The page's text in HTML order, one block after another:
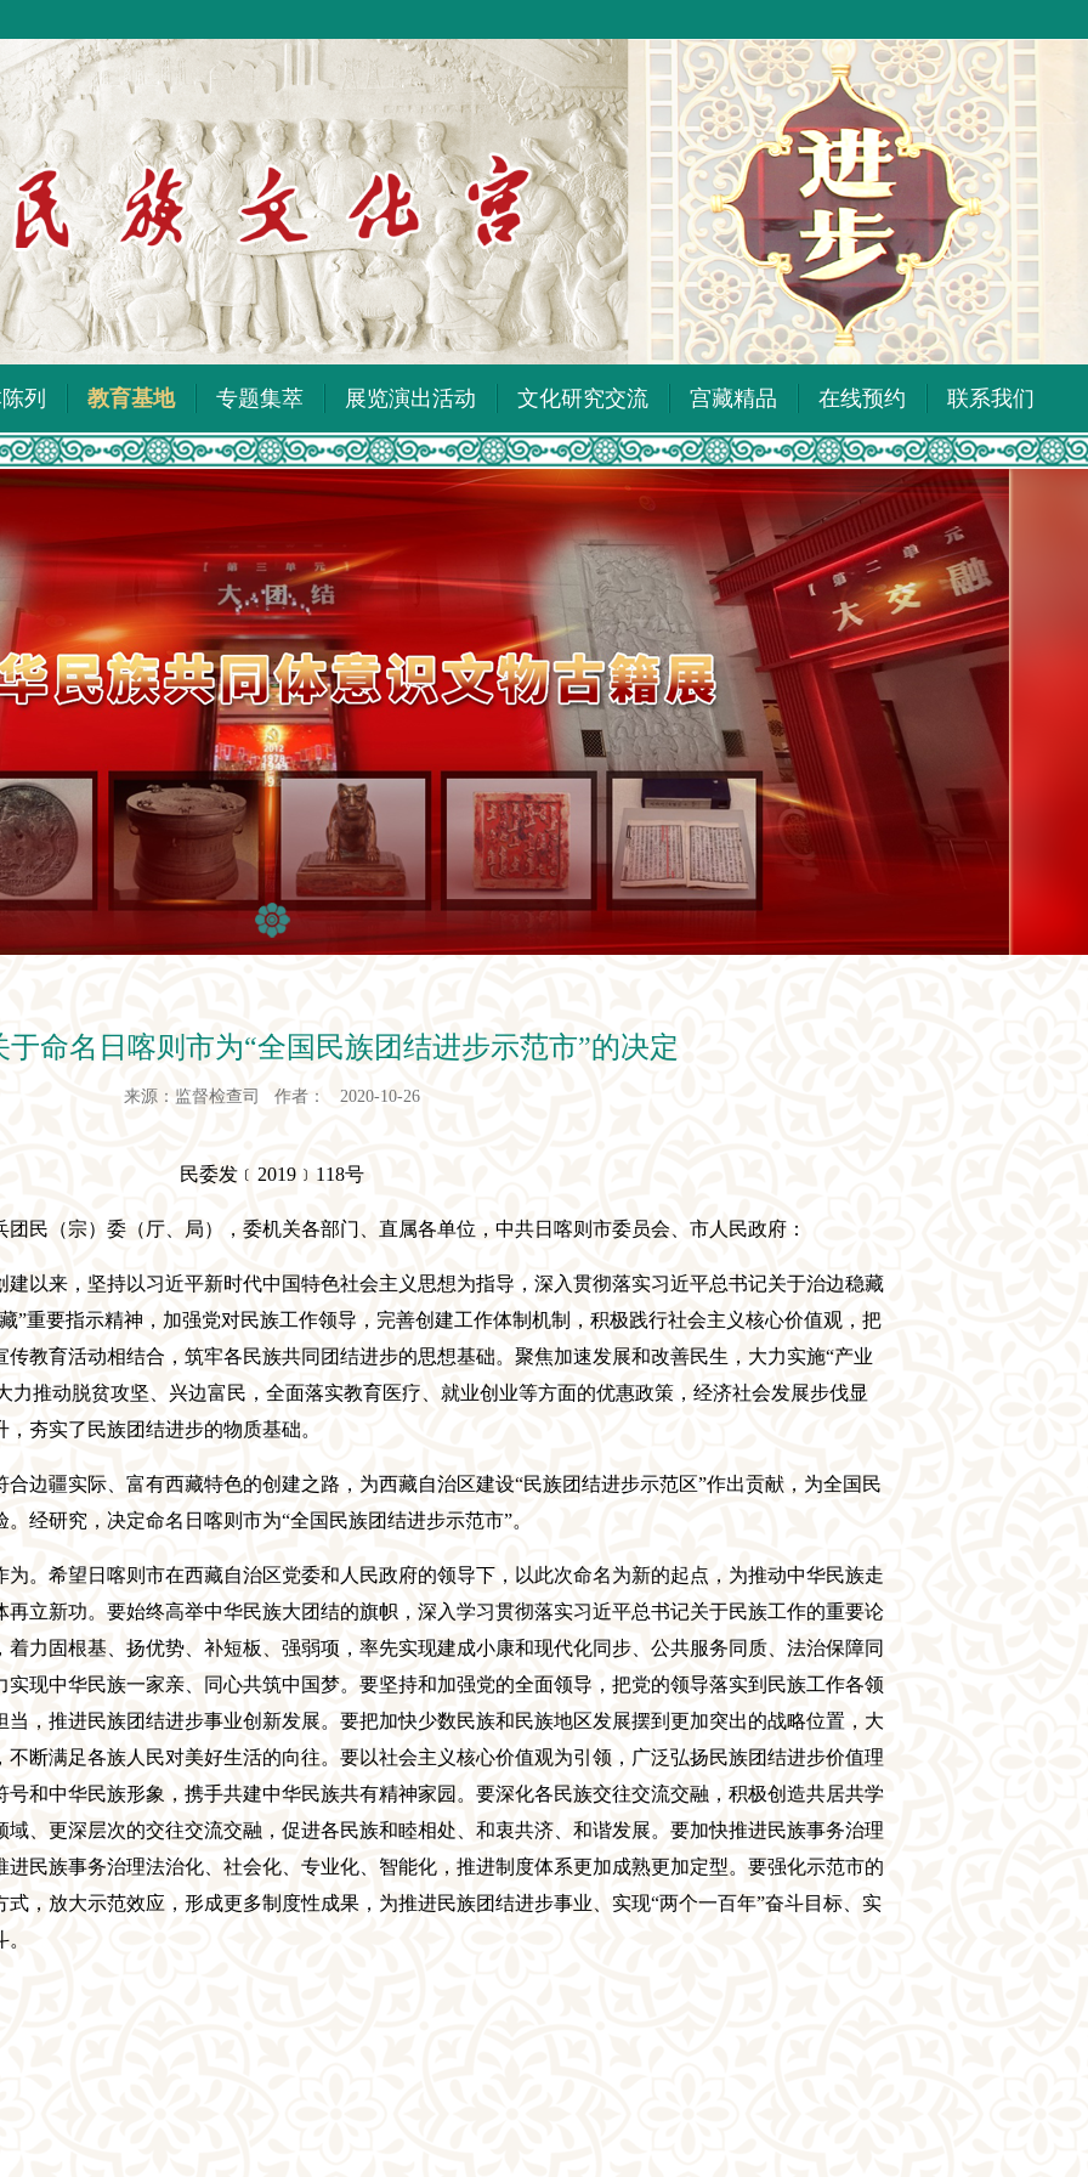
列 教育基地 专题集萃 展览演出活动 文化研究交流 宫藏精品 在线预约 联系我们
于命名日喀则市为“全国民族团结进步示范市”的决定
来源：监督检查司 作者： 2020-10-26
民委发 ﹝ 2019 ﹞ 118号
民（宗）委（厅、局），委机关各部门、直属各单位，中共日喀则市委员会、市人民政府：
建以来，坚持以习近平新时代中国特色社会主义思想为指导，深入贯彻落实习近平总书记关于治边稳藏
”重要指示精神，加强党对民族工作领导，完善创建工作体制机制，积极践行社会主义核心价值观，把
教育活动相结合，筑牢各民族共同团结进步的思想基础。聚焦加速发展和改善民生，大力实施“产业
力推动脱贫攻坚、兴边富民，全面落实教育医疗、就业创业等方面的优惠政策， 经济社会发展步伐显
，夯实了民族团结进步的物质基础。
合边疆实际 、富有西藏特色的创建之路 ， 为西藏自治区建设“民族团结进步示范区”作出贡献，为全国民
。经研究 ，决定命名日喀则市为“全国民族团结进步示范市”。
。希望日喀则市在西藏自治区党委和人民政府的领导下，以此次命名为新的起点， 为推动中华民族走
立新功。要始终高举中华民族大团结的旗帜，深入学习贯彻落实习近平总书记关于民族工作的重要论
力固根基、扬优势、补短板、强弱项，率先实现建成小康和现代化同步、公共服务同质、法治保障同
实现中华民族一家亲、同心共筑中国梦。要坚持和加强党的全面领导，把党的领导落实到民族工作各领
，推进民族团结进步事业创新发展。要把加快少数民族和民族地区发展摆到更加突出的战略位置，大
断满足各族人民对美好生活的向往。要以社会主义核心价值观为引领，广泛弘扬民族团结进步价值理
和中华民族形象，携手共建中华民族共有精神家园。要深化各民族交往交流交融，积极创造共居共学
、更深层次的交往交流交融，促进各民族和睦相处、和衷共济、和谐发展。要加快推进民族事务治理
民族事务治理法治化、社会化、专业化、智能化，推进制度体系更加成熟更加定型。要强化示范市的
，放大示范效应，形成更多制度性成果，为推进民族团结进步事业、实现“两个一百年”奋斗目标、实